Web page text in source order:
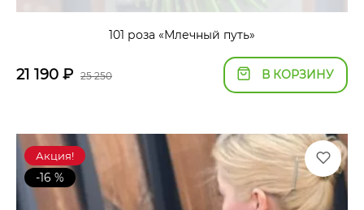
101 роза «Млечный путь»
21 190 ₽ 25 250 В КОРЗИНУ
Акция!
-16 %